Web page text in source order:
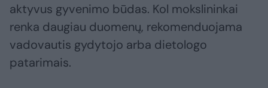
aktyvus gyvenimo būdas. Kol mokslininkai
renka daugiau duomenų, rekomenduojama
vadovautis gydytojo arba dietologo
patarimais.